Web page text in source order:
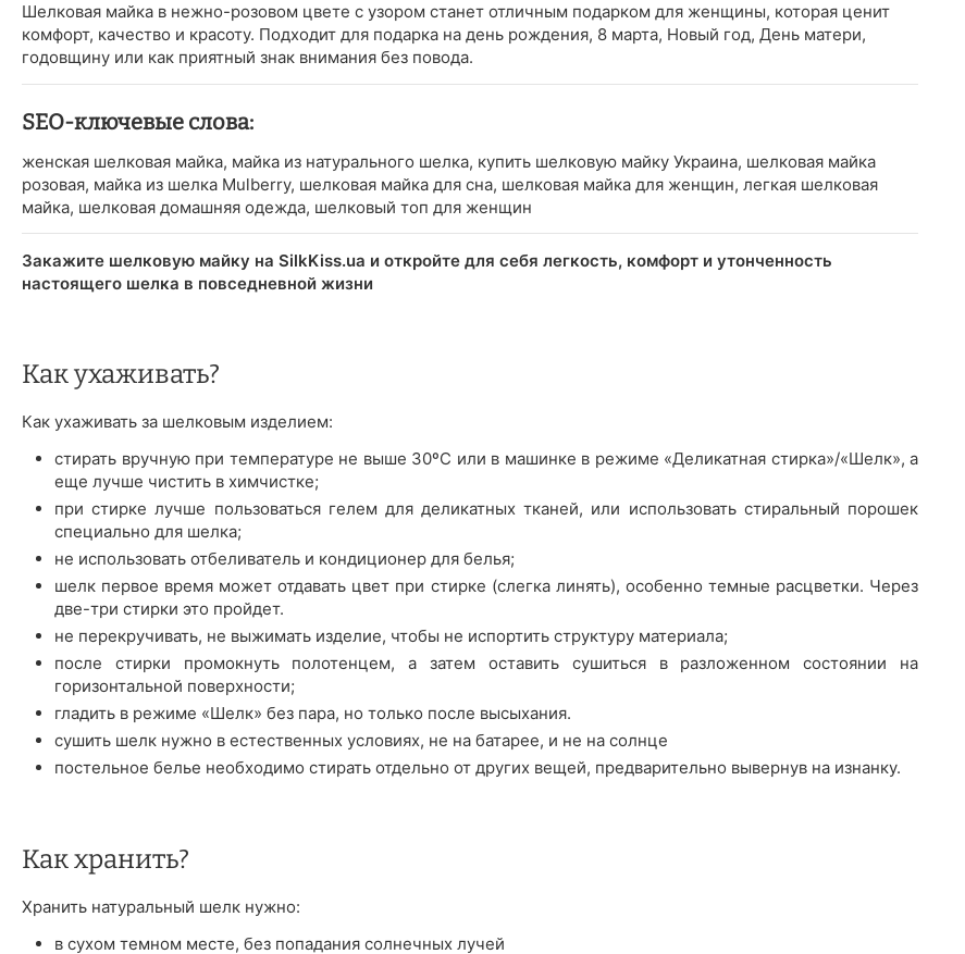
Шелковая майка в нежно-розовом цвете с узором станет отличным подарком для женщины, которая ценит
комфорт, качество и красоту. Подходит для подарка на день рождения, 8 марта, Новый год, День матери,
годовщину или как приятный знак внимания без повода.
SEO-ключевые слова:
женская шелковая майка, майка из натурального шелка, купить шелковую майку Украина, шелковая майка
розовая, майка из шелка Mulberry, шелковая майка для сна, шелковая майка для женщин, легкая шелковая
майка, шелковая домашняя одежда, шелковый топ для женщин
Закажите шелковую майку на SilkKiss.ua и откройте для себя легкость, комфорт и утонченность
настоящего шелка в повседневной жизни
Как ухаживать?
Как ухаживать за шелковым изделием:
стирать вручную при температуре не выше 30ºС или в машинке в режиме «Деликатная стирка»/«Шелк», а
еще лучше чистить в химчистке;
при стирке лучше пользоваться гелем для деликатных тканей, или использовать стиральный порошек
специально для шелка;
не использовать отбеливатель и кондиционер для белья;
шелк первое время может отдавать цвет при стирке (слегка линять), особенно темные расцветки. Через
две-три стирки это пройдет.
не перекручивать, не выжимать изделие, чтобы не испортить структуру материала;
после стирки промокнуть полотенцем, а затем оставить сушиться в разложенном состоянии на
горизонтальной поверхности;
гладить в режиме «Шелк» без пара, но только после высыхания.
сушить шелк нужно в естественных условиях, не на батарее, и не на солнце
постельное белье необходимо стирать отдельно от других вещей, предварительно вывернув на изнанку.
Как хранить?
Хранить натуральный шелк нужно:
в сухом темном месте, без попадания солнечных лучей